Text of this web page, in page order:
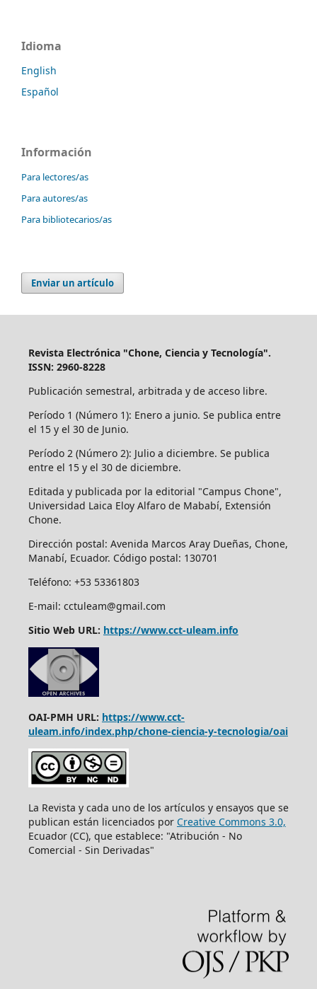
Idioma
English
Español
Información
Para lectores/as
Para autores/as
Para bibliotecarios/as
Enviar un artículo
Revista Electrónica "Chone, Ciencia y Tecnología".
ISSN: 2960-8228
Publicación semestral, arbitrada y de acceso libre.
Período 1 (Número 1): Enero a junio. Se publica entre
el 15 y el 30 de Junio.
Período 2 (Número 2): Julio a diciembre. Se publica
entre el 15 y el 30 de diciembre.
Editada y publicada por la editorial "Campus Chone",
Universidad Laica Eloy Alfaro de Mababí, Extensión
Chone.
Dirección postal: Avenida Marcos Aray Dueñas, Chone,
Manabí, Ecuador. Código postal: 130701
Teléfono: +53 53361803
E-mail: cctuleam@gmail.com
Sitio Web URL: https://www.cct-uleam.info
OAI-PMH URL: https://www.cct-
uleam.info/index.php/chone-ciencia-y-tecnologia/oai
La Revista y cada uno de los artículos y ensayos que se
publican están licenciados por Creative Commons 3.0,
Ecuador (CC), que establece: "Atribución - No
Comercial - Sin Derivadas"